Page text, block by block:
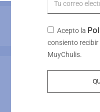
Calle tomas
Acepto la
consiento recibir
MuyChulis.